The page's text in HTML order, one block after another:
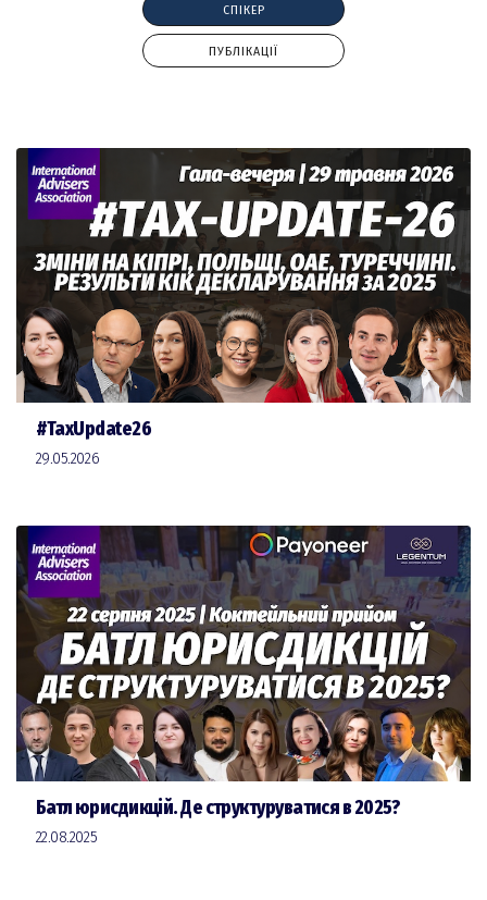
СПІКЕР
ПУБЛІКАЦІЇ
#TaxUpdate26
29.05.2026
Батл юрисдикцій. Де структуруватися в 2025?
22.08.2025